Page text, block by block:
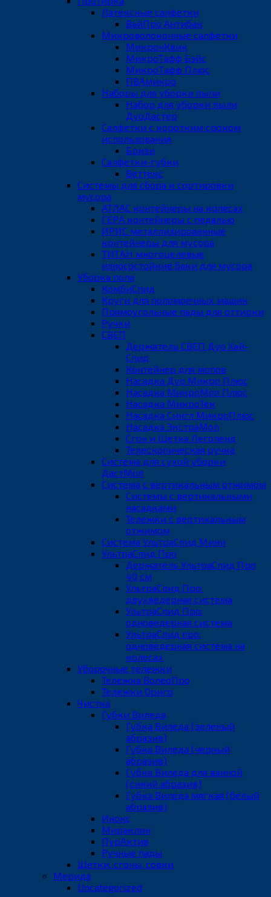
Латексные салфетки
ВайПро Антибак
Микроволоконные салфетки
МикронКвик
МикроТафф Бэйс
МикроТафф Плюс
ПВАмикро
Наборы для уборки пыли
Набор для уборки пыли
ДуоДастер
Салфетки с коротким сроком
использования
Бризи
Салфетки-губки
Веттекс
Системы для сбора и сортировки
мусора
АТЛАС контейнеры на колесах
ГЕРА контейнеры с педалью
ИРИС металлизированные
контейнеры для мусора
ТИТАН многоцелевые
износостойкие баки для мусора
Уборка пола
КомбиСпид
Круги для поломоечных машин
Прямоугольные пады для оттирки
Ручки
СВЕП
Держатель СВЕП Дуо Хай-
Спид
Контейнер для мопов
Насадка Дуо Микро Плюс
Насадка МикроМоп Плюс
Насадка МикроТек
Насадка Сингл МикроПлюс
Насадка ЭкстраМоп
Сгон и Щетка Леголенд
Телескопическая ручка
Система для сухой уборки
ДастМоп
Система с вертикальным отжимом
Системы с вертикальными
насадками
Тележки с вертикальным
отжимом
Система УльтраСпид Мини
УльтраСпид Про
Держатель УльтраСпид Про
40 см
УльтраСпид Про:
двухведерная система
УльтраСпид Про:
одноведерная система
УльтраСпид про:
одноведерная система на
колесах
Уборочные тележки
Тележка ВолеоПро
Тележки Ориго
Чистка
Губки Виледа
Губка Виледа (зеленый
абразив)
Губка Виледа (черный
абразив)
Губка Виледа для ванной
(синий абразив)
Губка Виледа мягкая (белый
абразив)
Инокс
Мираклин
ПурАктив
Ручные пады
Щетки, сгоны, совки
Мерида
Uncategorized